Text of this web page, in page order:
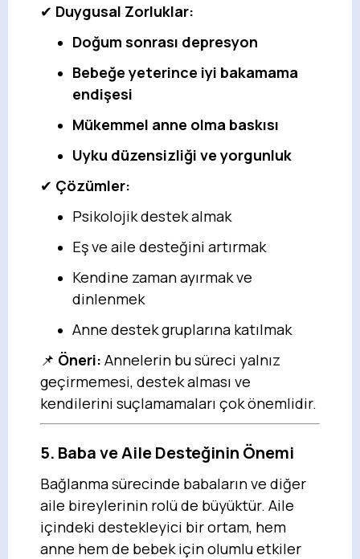
✔ Duygusal Zorluklar:
Doğum sonrası depresyon
Bebeğe yeterince iyi bakamama
endişesi
Mükemmel anne olma baskısı
Uyku düzensizliği ve yorgunluk
✔ Çözümler:
Psikolojik destek almak
Eş ve aile desteğini artırmak
Kendine zaman ayırmak ve
dinlenmek
Anne destek gruplarına katılmak
📌 Öneri: Annelerin bu süreci yalnız
geçirmemesi, destek alması ve
kendilerini suçlamamaları çok önemlidir.
5. Baba ve Aile Desteğinin Önemi
Bağlanma sürecinde babaların ve diğer
aile bireylerinin rolü de büyüktür. Aile
içindeki destekleyici bir ortam, hem
anne hem de bebek için olumlu etkiler